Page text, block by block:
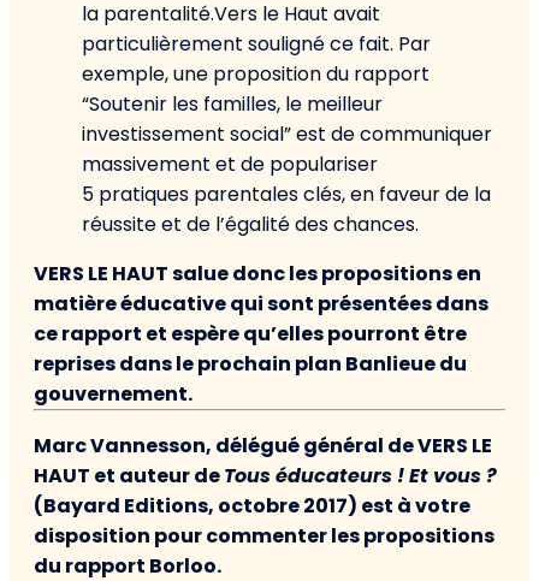
la parentalité.Vers le Haut avait
particulièrement souligné ce fait. Par
exemple, une proposition du rapport
“Soutenir les familles, le meilleur
investissement social” est de communiquer
massivement et de populariser
5 pratiques parentales clés, en faveur de la
réussite et de l’égalité des chances.
VERS LE HAUT salue donc les propositions en
matière éducative qui sont présentées dans
ce rapport et espère qu’elles pourront être
reprises dans le prochain plan Banlieue du
gouvernement.
Marc Vannesson, délégué général de VERS LE
HAUT et auteur deTous éducateurs ! Et vous ?
(Bayard Editions, octobre 2017) est à votre
disposition pour commenter les propositions
du rapport Borloo.